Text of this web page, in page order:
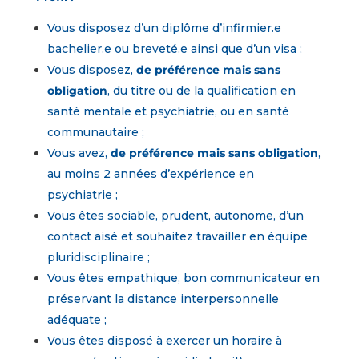
Vous disposez d’un diplôme d’infirmier.e
bachelier.e ou breveté.e ainsi que d’un visa ;
Vous disposez, de préférence mais sans
obligation, du titre ou de la qualification en
santé mentale et psychiatrie, ou en santé
communautaire ;
Vous avez, de préférence mais sans obligation,
au moins 2 années d’expérience en
psychiatrie ;
Vous êtes sociable, prudent, autonome, d’un
contact aisé et souhaitez travailler en équipe
pluridisciplinaire ;
Vous êtes empathique, bon communicateur en
préservant la distance interpersonnelle
adéquate ;
Vous êtes disposé à exercer un horaire à